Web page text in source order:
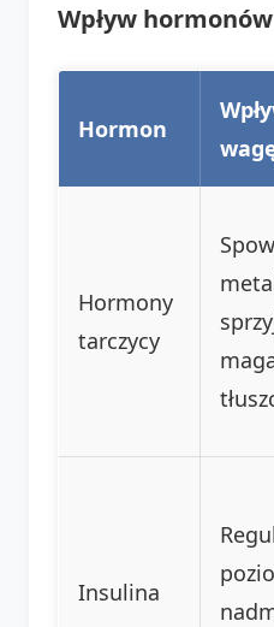
Wpływ
Hormon
Hormony
tarczycy
Insulina